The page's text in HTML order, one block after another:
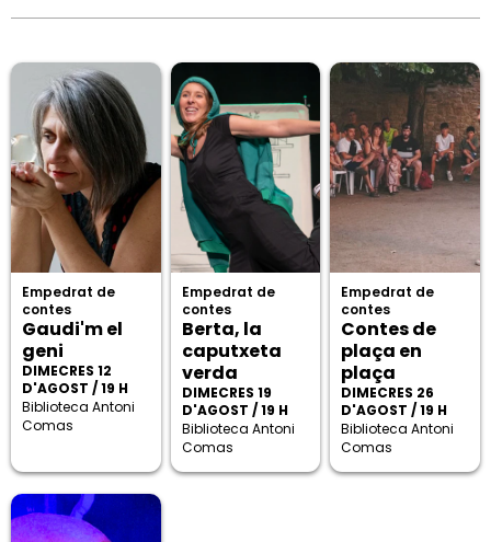
Empedrat de
contes
Gaudi'm el
geni
DIMECRES 12
D'AGOST / 19 H
Biblioteca Antoni
Comas
Empedrat de
contes
Berta, la
caputxeta
verda
DIMECRES 19
D'AGOST / 19 H
Biblioteca Antoni
Comas
Empedrat de
contes
Contes de
plaça en
plaça
DIMECRES 26
D'AGOST / 19 H
Biblioteca Antoni
Comas